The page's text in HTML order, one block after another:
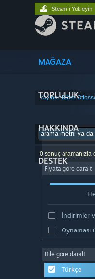
MAĞAZA
TOPLULUK
HAKKINDA
DESTEK
Steam'i Yükleyin
Yayıncı: Björn
0 sonuç
Fiyata göre daralt
İndirimler
Oynaması
Dile göre daralt
Türkçe